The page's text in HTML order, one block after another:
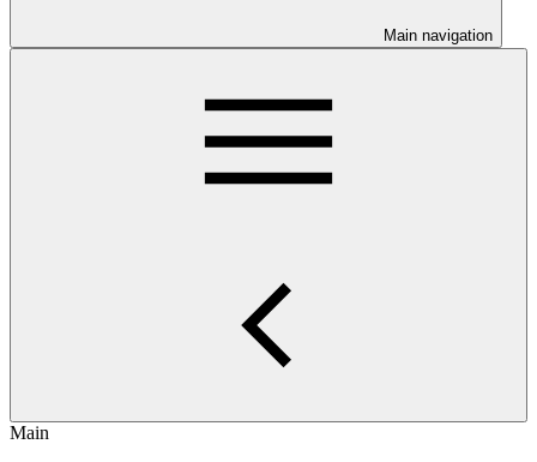
Main navigation
Main